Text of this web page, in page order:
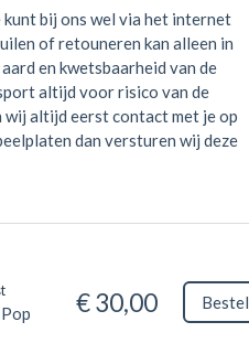
kunt bij ons wel via het internet
of retouneren kan alleen in
en kwetsbaarheid van de
altijd voor risico van de
wij altijd eerst contact met je op
dan versturen wij deze
€ 30,00 Bestel